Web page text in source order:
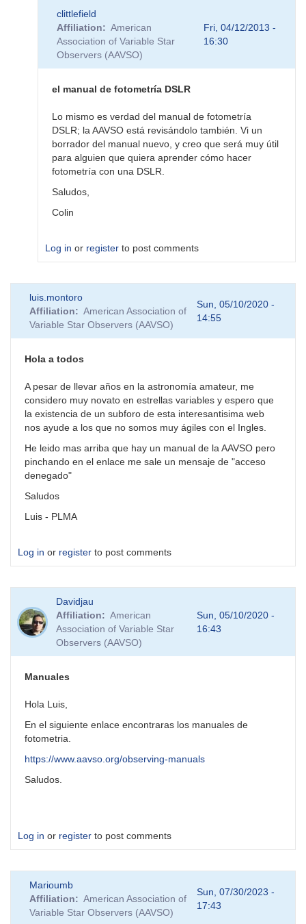
clittlefield
Affiliation
American
Association of Variable Star
Observers (AAVSO)
Fri, 04/12/2013 -
16:30
el manual de fotometría DSLR
Lo mismo es verdad del manual de fotometría
DSLR; la AAVSO está revisándolo también. Vi un
borrador del manual nuevo, y creo que será muy útil
para alguien que quiera aprender cómo hacer
fotometría con una DSLR.
Saludos,
Colin
Log in or register to post comments
reply
to
El
de
CCD
by
rmu
luis.montoro
Affiliation
American Association of
Variable Star Observers (AAVSO)
Sun, 05/10/2020 -
14:55
Hola a todos
A pesar de llevar años en la astronomía amateur, me
considero muy novato en estrellas variables y espero que
la existencia de un subforo de esta interesantisima web
nos ayude a los que no somos muy ágiles con el Ingles.
He leido mas arriba que hay un manual de la AAVSO pero
pinchando en el enlace me sale un mensaje de "acceso
denegado"
Saludos
Luis - PLMA
Log in or register to post comments
Davidjau
Affiliation
American
Association of Variable Star
Observers (AAVSO)
Sun, 05/10/2020 -
16:43
Manuales
Hola Luis,
En el siguiente enlace encontraras los manuales de
fotometria.
https://www.aavso.org/observing-manuals
Saludos.
Log in or register to post comments
Marioumb
Affiliation
American Association of
Variable Star Observers (AAVSO)
Sun, 07/30/2023 -
17:43